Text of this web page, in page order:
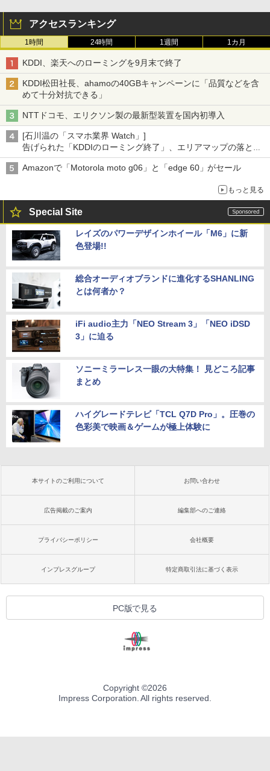
アクセスランキング
1時間 24時間 1週間 1カ月
KDDI、楽天へのローミングを9月末で終了
KDDI松田社長、ahamoの40GBキャンペーンに「品質などを含
めて十分対抗できる」
NTTドコモ、エリクソン製の最新型装置を国内初導入
[石川温の「スマホ業界 Watch」]
告げられた「KDDIのローミング終了」、エリアマップの落とし
穴と楽天モバイルの課題
Amazonで「Motorola moto g06」と「edge 60」がセール
もっと見る
Special Site
レイズのパワーデザインホイール「M6」に新
色登場!!
総合オーディオブランドに進化するSHANLING
とは何者か？
iFi audio主力「NEO Stream 3」「NEO iDSD
3」に迫る
ソニーミラーレス一眼の大特集！ 見どころ記事
まとめ
ハイグレードテレビ「TCL Q7D Pro」。圧巻の
色彩美で映画＆ゲームが極上体験に
本サイトのご利用について お問い合わせ
広告掲載のご案内 編集部へのご連絡
プライバシーポリシー 会社概要
インプレスグループ 特定商取引法に基づく表示
PC版で見る
Copyright ©2026
Impress Corporation. All rights reserved.